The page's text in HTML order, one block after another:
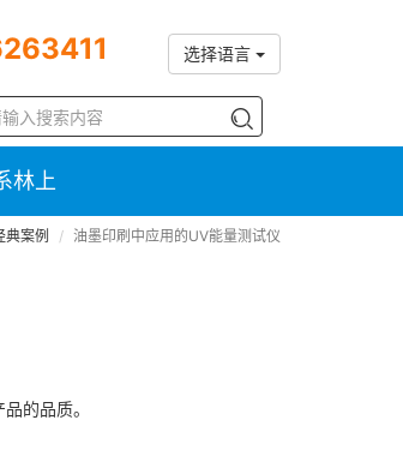
选择语言
林上
典案例 油墨印刷中应用的UV能量测试仪
的品质。